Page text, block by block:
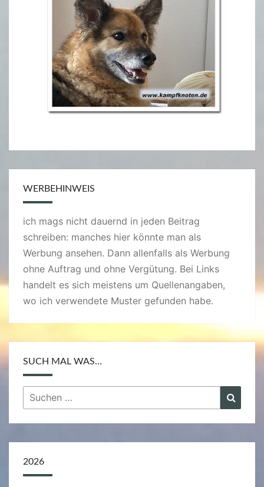
WERBEHINWEIS
ich mags nicht dauernd in jeden Beitrag
schreiben: manches hier könnte man als
Werbung ansehen. Dann allenfalls als Werbung
ohne Auftrag und ohne Vergütung. Bei Links
handelt es sich meistens um Quellenangaben,
wo ich verwendete Muster gefunden habe.
SUCH MAL WAS…
Suchen
nach:
2026